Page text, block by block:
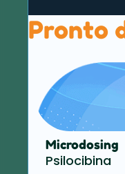
Pronto
Microdosing
Psilocibina